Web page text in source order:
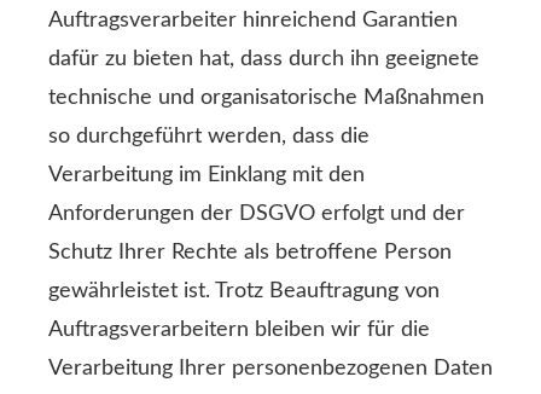
Auftragsverarbeiter hinreichend Garantien
dafür zu bieten hat, dass durch ihn geeignete
technische und organisatorische Maßnahmen
so durchgeführt werden, dass die
Verarbeitung im Einklang mit den
Anforderungen der DSGVO erfolgt und der
Schutz Ihrer Rechte als betroffene Person
gewährleistet ist. Trotz Beauftragung von
Auftragsverarbeitern bleiben wir für die
Verarbeitung Ihrer personenbezogenen Daten